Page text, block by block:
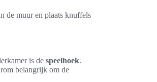
de muur en plaats knuffels
is de speelhoek.
belangrijk om de